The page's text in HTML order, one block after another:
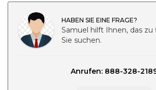
HABEN SIE EINE FRAGE?
Samuel hilft Ihnen, das zu
Sie suchen.
Anrufen: 888-328-